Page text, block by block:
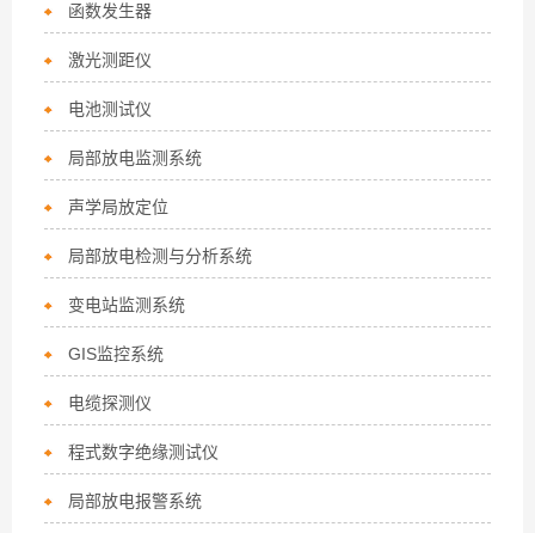
函数发生器
激光测距仪
电池测试仪
局部放电监测系统
声学局放定位
局部放电检测与分析系统
变电站监测系统
GIS监控系统
电缆探测仪
程式数字绝缘测试仪
局部放电报警系统